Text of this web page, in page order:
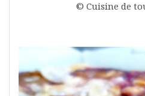
© Cuisine de